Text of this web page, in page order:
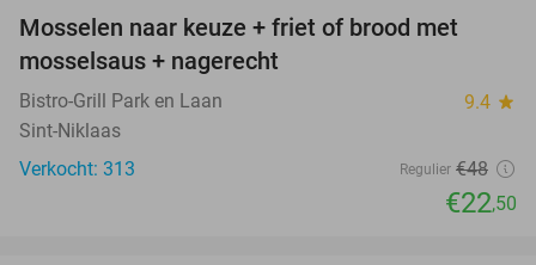
Mosselen naar keuze + friet of brood met
mosselsaus + nagerecht
Bistro-Grill Park en Laan 9.4 star
Sint-Niklaas
Verkocht: 313
Regulier €48
€22,50